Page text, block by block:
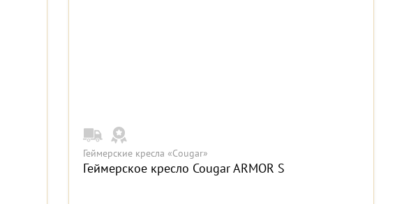
Геймерские кресла «Cougar»
Геймерское кресло Cougar ARMOR S